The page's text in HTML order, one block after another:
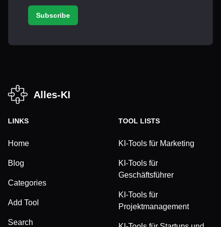
Subscribe
Alles-KI
LINKS
Home
Blog
Categories
Add Tool
Search
TOOL LISTS
KI-Tools für Marketing
KI-Tools für
Geschäftsführer
KI-Tools für
Projektmanagement